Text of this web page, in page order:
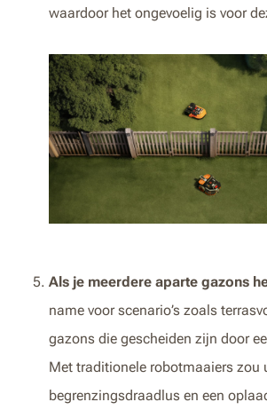
waardoor het ongevoelig is voor
Als je meerdere aparte gazons
name voor scenario’s zoals
gazons die gescheiden zijn door
Met traditionele robotmaaiers zou
begrenzingsdraadlus en een